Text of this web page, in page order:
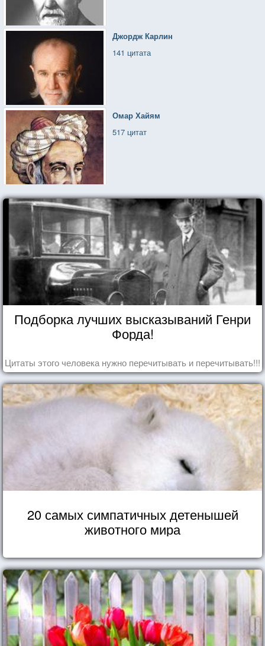
Джордж Карлин
141 цитата
Омар Хайям
517 цитат
Подборка лучших высказываний Генри
Форда!
Цитаты этого человека нужно перечитывать и перечитывать!!!
20 самых симпатичных детенышей
животного мира